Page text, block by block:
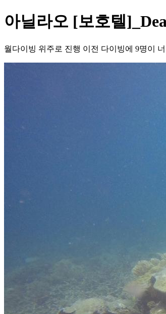
아닐라오 [보호텔
월다이빙 위주로 진행 이전 다이빙에 9명이